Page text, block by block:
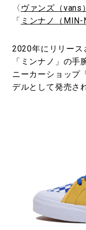
〈 ヴァンズ（vans）
「 ミンナノ（MIN-
2020年にリリース
「ミンナノ」の
ニーカーショップ
デルとして発売さ